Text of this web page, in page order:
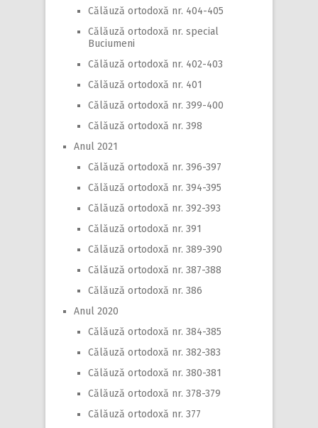
Călăuză ortodoxă nr. 404-405
Călăuză ortodoxă nr. special
Buciumeni
Călăuză ortodoxă nr. 402-403
Călăuză ortodoxă nr. 401
Călăuză ortodoxă nr. 399-400
Călăuză ortodoxă nr. 398
Anul 2021
Călăuză ortodoxă nr. 396-397
Călăuză ortodoxă nr. 394-395
Călăuză ortodoxă nr. 392-393
Călăuză ortodoxă nr. 391
Călăuză ortodoxă nr. 389-390
Călăuză ortodoxă nr. 387-388
Călăuză ortodoxă nr. 386
Anul 2020
Călăuză ortodoxă nr. 384-385
Călăuză ortodoxă nr. 382-383
Călăuză ortodoxă nr. 380-381
Călăuză ortodoxă nr. 378-379
Călăuză ortodoxă nr. 377